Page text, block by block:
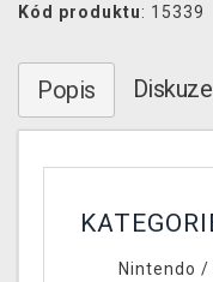
Kód produktu: 15339
Popis
Nintendo /